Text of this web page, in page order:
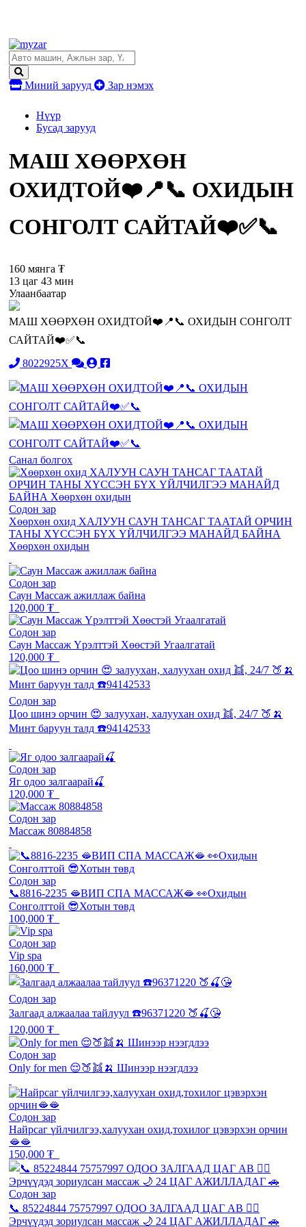
Миний зарууд Зар нэмэх
Нүүр
Бусад зарууд
МАШ ХӨӨРХӨН
ОХИДТОЙ❤️📍📞 ОХИДЫН
СОНГОЛТ САЙТАЙ❤️✅📞
160 мянга ₮
13 цаг 43 мин
Улаанбаатар
МАШ ХӨӨРХӨН ОХИДТОЙ❤️📍📞 ОХИДЫН СОНГОЛТ
САЙТАЙ❤️✅📞
8022925X
Санал болгох
Содон зар
Хөөрхөн охид ХАЛУУН САУН ТАНСАГ ТААТАЙ ОРЧИН
ТАНЫ ХҮССЭН БҮХ ҮЙЛЧИЛГЭЭ МАНАЙД БАЙНА
Хөөрхөн охидын
Содон зар
Саун Массаж ажиллаж байна
120,000 ₮
Содон зар
Саун Массаж Үрэлттэй Хөөстэй Угаалгатай
120,000 ₮
Содон зар
Цоо шинэ орчин 😍 залуухан, халуухан охид 👯, 24/7 🍑🍌
Минт баруун талд ☎️94142533
Содон зар
Яг одоо залгаарай🍒
120,000 ₮
Содон зар
Массаж 80884858
Содон зар
📞8816-2235 🫦ВИП СПА МАССАЖ🫦 👀Охидын
Сонголттой 😎Хотын төвд
100,000 ₮
Содон зар
Vip spa
160,000 ₮
Содон зар
Залгаад алжаалаа тайлуул ☎️96371220 🍑🍒😘
120,000 ₮
Содон зар
Only for men 😌🍑👯🍌 Шинээр нээгдлээ
Содон зар
Найрсаг үйлчилгээ,халуухан охид,тохилог цэвэрхэн орчин
🫦🫦
150,000 ₮
Содон зар
📞 85224844 75757997 ОДОО ЗАЛГААД ЦАГ АВ 💆‍♂️
Эрчүүдэд зориулсан массаж 🌙 24 ЦАГ АЖИЛЛАДАГ 🚗